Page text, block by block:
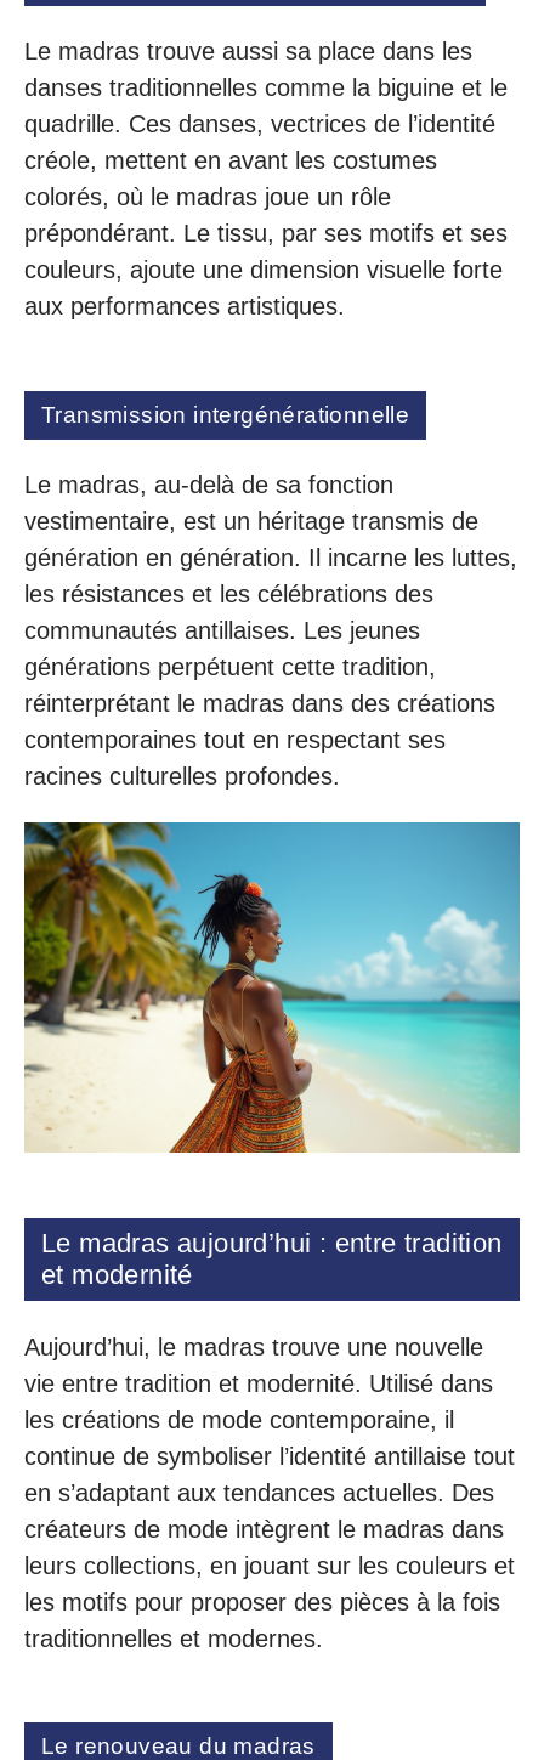
Le madras trouve aussi sa place dans les
danses traditionnelles comme la biguine et le
quadrille. Ces danses, vectrices de l’identité
créole, mettent en avant les costumes
colorés, où le madras joue un rôle
prépondérant. Le tissu, par ses motifs et ses
couleurs, ajoute une dimension visuelle forte
aux performances artistiques.
Transmission intergénérationnelle
Le madras, au-delà de sa fonction
vestimentaire, est un héritage transmis de
génération en génération. Il incarne les luttes,
les résistances et les célébrations des
communautés antillaises. Les jeunes
générations perpétuent cette tradition,
réinterprétant le madras dans des créations
contemporaines tout en respectant ses
racines culturelles profondes.
Le madras aujourd’hui : entre tradition
et modernité
Aujourd’hui, le madras trouve une nouvelle
vie entre tradition et modernité. Utilisé dans
les créations de mode contemporaine, il
continue de symboliser l’identité antillaise tout
en s’adaptant aux tendances actuelles. Des
créateurs de mode intègrent le madras dans
leurs collections, en jouant sur les couleurs et
les motifs pour proposer des pièces à la fois
traditionnelles et modernes.
Le renouveau du madras